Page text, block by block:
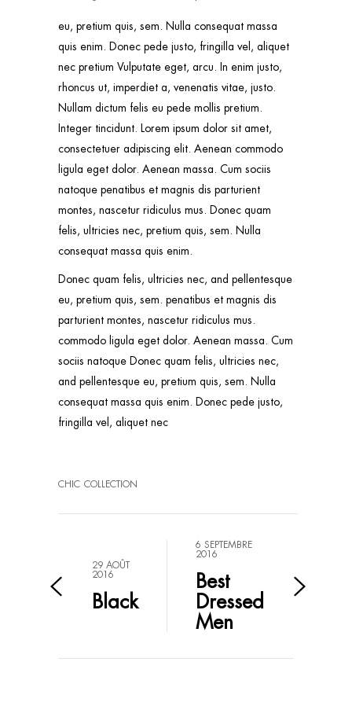
eu, pretium quis, sem. Nulla consequat massa
quis enim. Donec pede justo, fringilla vel, aliquet
nec pretium Vulputate eget, arcu. In enim justo,
rhoncus ut, imperdiet a, venenatis vitae, justo.
Nullam dictum felis eu pede mollis pretium.
Integer tincidunt. Lorem ipsum dolor sit amet,
consectetuer adipiscing elit. Aenean commodo
ligula eget dolor. Aenean massa. Cum sociis
natoque penatibus et magnis dis parturient
montes, nascetur ridiculus mus. Donec quam
felis, ultricies nec, pretium quis, sem. Nulla
consequat massa quis enim.
Donec quam felis, ultricies nec, and pellentesque
eu, pretium quis, sem. penatibus et magnis dis
parturient montes, nascetur ridiculus mus.
commodo ligula eget dolor. Aenean massa. Cum
sociis natoque Donec quam felis, ultricies nec,
and pellentesque eu, pretium quis, sem. Nulla
consequat massa quis enim. Donec pede justo,
fringilla vel, aliquet nec
CHIC COLLECTION
29 AOÛT
2016
Black
6 SEPTEMBRE
2016
Best
Dressed
Men